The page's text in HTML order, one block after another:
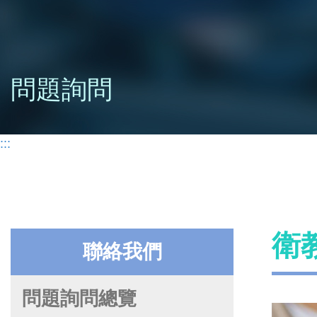
問題詢問
:::
聯絡我們
問題詢問總覽
衛